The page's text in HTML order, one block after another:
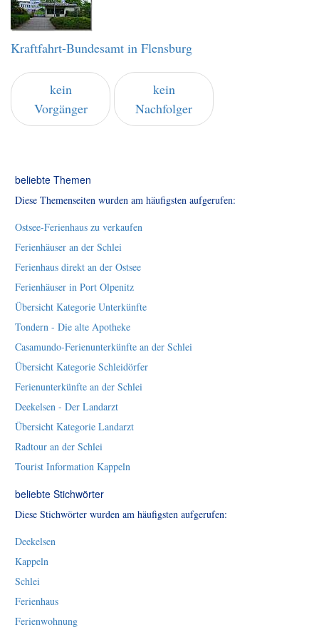
Kraftfahrt-Bundesamt in Flensburg
kein
Vorgänger
kein
Nachfolger
beliebte Themen
Diese Themenseiten wurden am häufigsten aufgerufen:
Ostsee-Ferienhaus zu verkaufen
Ferienhäuser an der Schlei
Ferienhaus direkt an der Ostsee
Ferienhäuser in Port Olpenitz
Übersicht Kategorie Unterkünfte
Tondern - Die alte Apotheke
Casamundo-Ferienunterkünfte an der Schlei
Übersicht Kategorie Schleidörfer
Ferienunterkünfte an der Schlei
Deekelsen - Der Landarzt
Übersicht Kategorie Landarzt
Radtour an der Schlei
Tourist Information Kappeln
beliebte Stichwörter
Diese Stichwörter wurden am häufigsten aufgerufen:
Deekelsen
Kappeln
Schlei
Ferienhaus
Ferienwohnung